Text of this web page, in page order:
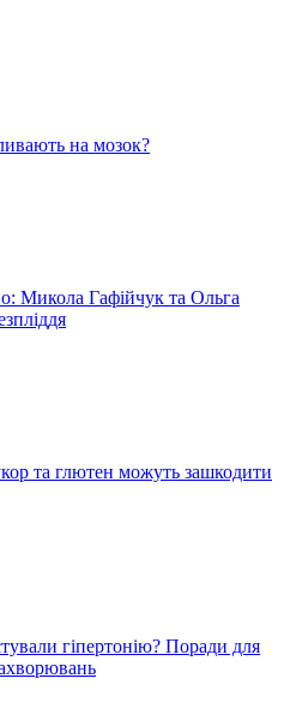
на мозок?
Микола Гафійчук та Ольга
та глютен можуть зашкодити
гіпертонію? Поради для